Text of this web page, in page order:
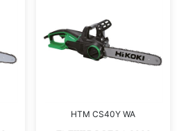
HTM CS40Y WA